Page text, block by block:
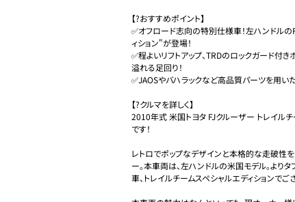
【?おすすめポイント】
✅オフロード志向の特別仕様車！左ハンドル
ィション"が登場！
✅程よいリフトアップ、TRDのロックガード付
溢れる足回り！
✅JAOSやバハラックなど高品質パーツを用い
【?クルマを詳しく】
2010年式 米国トヨタ FJクルーザー トレイル
です！
レトロでポップなデザインと本格的な走破性
ー。本車両は、左ハンドルの米国モデル。よ
車、トレイルチームスペシャルエディションでご